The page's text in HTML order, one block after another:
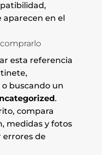
en el
esta referencia
buscando un
.
compara
medidas y fotos
de